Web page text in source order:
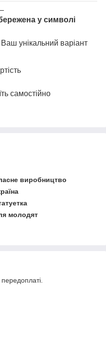
у символі
унікальний варіант
самостійно
виробництво
молодят